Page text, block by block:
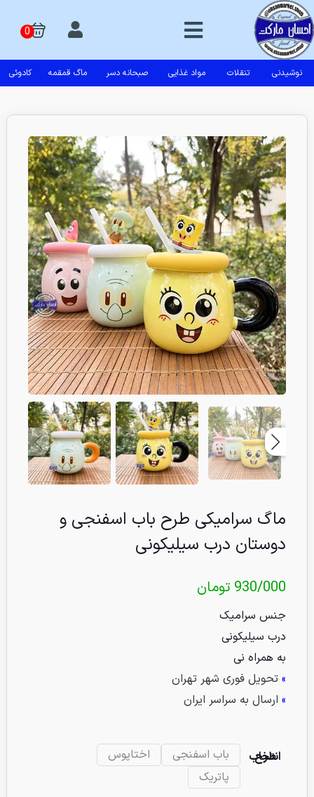
نوشیدنی تنقلات مواد غذایی صبحانه دسر ماگ قمقمه کادوئی
ماگ سرامیکی طرح باب اسفنجی و
دوستان درب سیلیکونی
930/000 تومان
جنس سرامیک
درب سیلیکونی
به همراه نی
» تحویل فوری شهر تهران
» ارسال به سراسر ایران
انتخاب طرح باب اسفنجی
اختاپوس
پاتریک